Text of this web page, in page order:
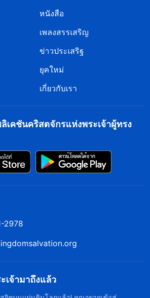
หนังสือ
เพลงสรรเสริญ
ข่าวประเสริฐ
ยุคใหม่
เกี่ยวกับเรา
เคชันคริสตจักรแห่งพระเจ้าผู้ทรง
2978
เจ้ามาถึงแล้ว